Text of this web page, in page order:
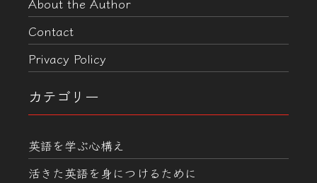
Contact
Privacy Policy
カテゴリー
英語を学ぶ心構え
活きた英語を身につけるために